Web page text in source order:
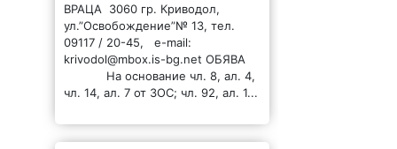
ВРАЦА 3060 гр. Криводол,
ул.”Освобождение”№ 13, тел.
09117 / 20-45, e-mail:
krivodol@mbox.is-bg.net ОБЯВА
На основание чл. 8, ал. 4,
чл. 14, ал. 7 от ЗОС; чл. 92, ал. 1...